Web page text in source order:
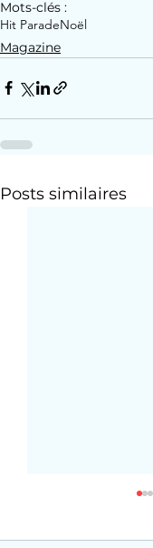
Mots-clés :
Hit ParadeNoël
Magazine
Posts similaires